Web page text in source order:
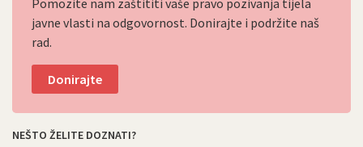
javne vlasti na odgovornost. Donirajte i podržite naš
rad.
Donirajte
NEŠTO ŽELITE DOZNATI?